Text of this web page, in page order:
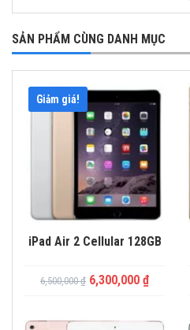
SẢN PHẨM CÙNG DANH MỤC
Giảm giá!
iPad Air 2 Cellular 128GB
6,500,000₫ 6,300,000 ₫